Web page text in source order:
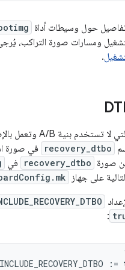
حول وسيطات أداة
ومسارات صورة التراكب،
.
recovery_dtbo
في صورة
صورة recovery_dtbo في
على جهاز
:
:=